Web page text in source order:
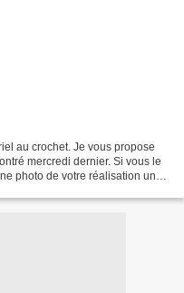
au crochet. Je vous propose
mercredi dernier. Si vous le
photo de votre réalisation une